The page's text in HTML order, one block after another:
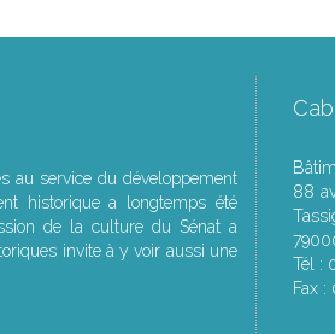
au service du développement
historique a longtemps été
de la culture du Sénat a
invite à y voir aussi une
88
Tél :
Fax